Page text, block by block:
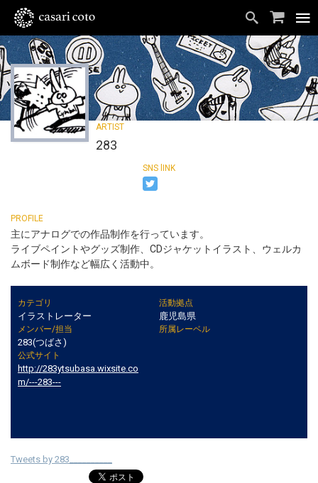
283
主にアナログでの作品制作を行っています。
ライブペイントやグッズ制作、CDジャケットイラスト、ウェルカ
ムボード制作など幅広く活動中。
カテゴリ
イラストレーター
活動拠点
鹿児島県
メンバー/担当
283(つばさ)
所属レーベル
公式サイト
http://283ytsubasa.wixsite.co
m/---283---
Tweets by 283__________